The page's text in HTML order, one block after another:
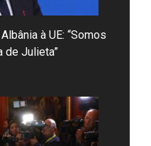
à UE: “Somos
de Julieta”